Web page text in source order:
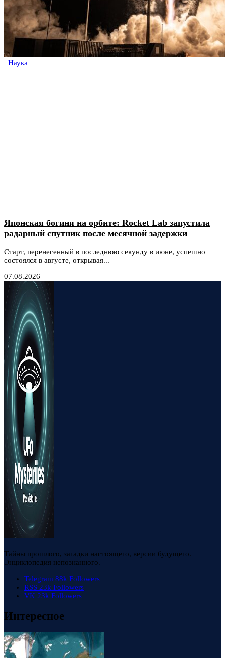
Наука
Японская богиня на орбите: Rocket Lab запустила
радарный спутник после месячной задержки
Старт, перенесенный в последнюю секунду в июне, успешно
состоялся в августе, открывая...
07.08.2026
Тайны прошлого, загадки настоящего, версии будущего.
Энциклопедия непознанного.
Telegram 88k Followers
RSS 23k Followers
VK 23k Followers
Интересное